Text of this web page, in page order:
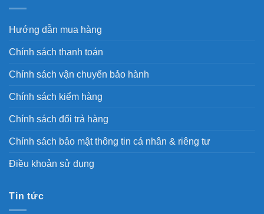
Hướng dẫn mua hàng
Chính sách thanh toán
Chính sách vận chuyển bảo hành
Chính sách kiểm hàng
Chính sách đổi trả hàng
Chính sách bảo mật thông tin cá nhân & riêng tư
Điều khoản sử dụng
Tin tức